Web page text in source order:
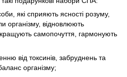
які сприяють ясності розуму,
організму, відновлюють
самопочуття, гармонують
від токсинів, забруднень та
організму;